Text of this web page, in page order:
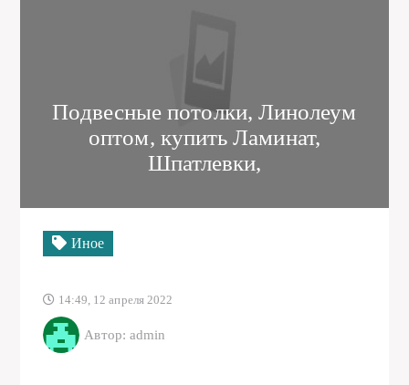
Подвесные потолки, Линолеум
оптом, купить Ламинат,
Шпатлевки,
Иное
14:49, 12 апреля 2022
Автор: admin